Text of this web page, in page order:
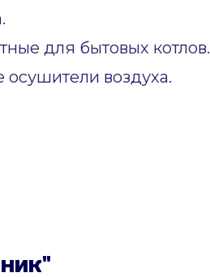
для бытовых котлов.
воздуха.